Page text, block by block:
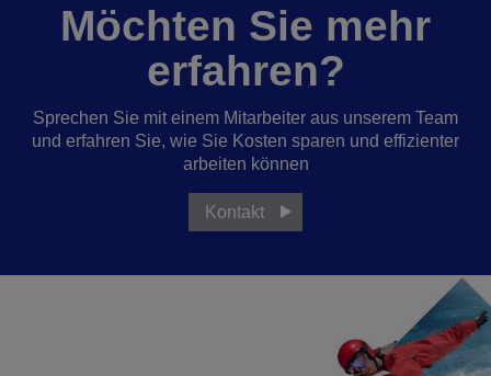
Möchten Sie mehr
erfahren?
Sprechen Sie mit einem Mitarbeiter aus unserem Team
und erfahren Sie, wie Sie Kosten sparen und effizienter
arbeiten können
Kontakt